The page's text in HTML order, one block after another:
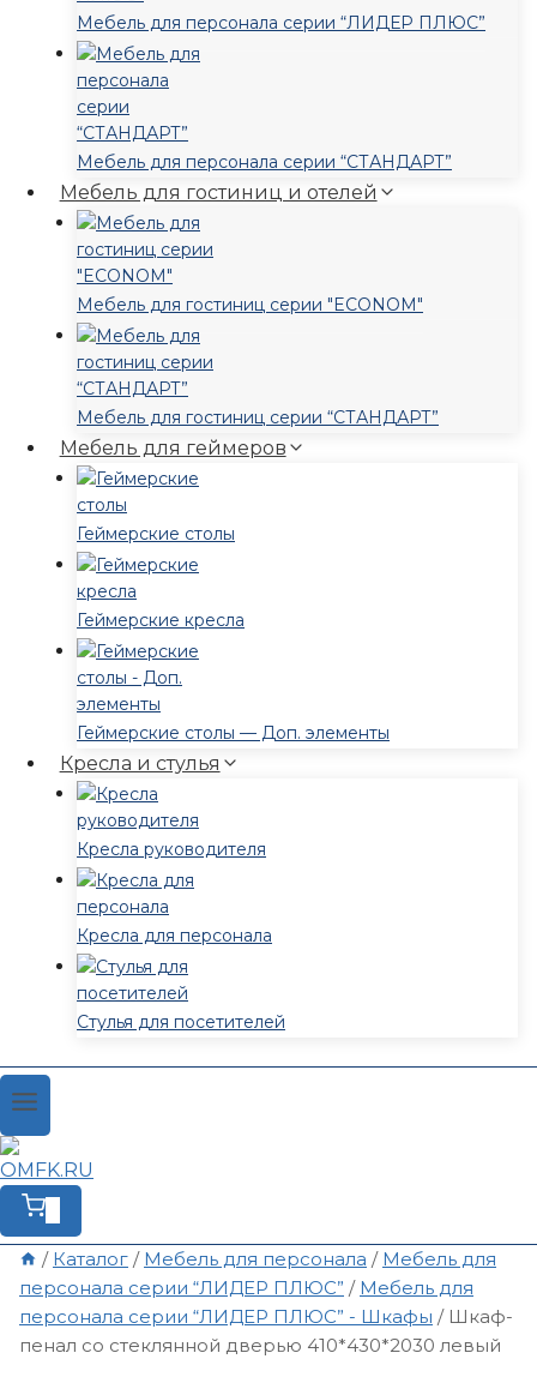
Мебель для персонала серии “ЛИДЕР ПЛЮС”
Мебель для персонала серии “СТАНДАРТ”
Мебель для гостиниц и отелей
Мебель для гостиниц серии "ECONOM"
Мебель для гостиниц серии “СТАНДАРТ”
Мебель для геймеров
Геймерские столы
Геймерские кресла
Геймерские столы — Доп. элементы
Кресла и стулья
Кресла руководителя
Кресла для персонала
Стулья для посетителей
/ Каталог / Мебель для персонала / Мебель для
персонала серии “ЛИДЕР ПЛЮС” / Мебель для
персонала серии “ЛИДЕР ПЛЮС” - Шкафы / Шкаф-
пенал со стеклянной дверью 410*430*2030 левый